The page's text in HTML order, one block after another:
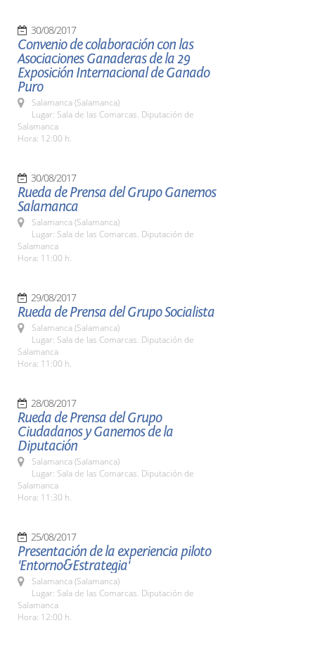
30/08/2017
Convenio de colaboración con las
Asociaciones Ganaderas de la 29
Exposición Internacional de Ganado
Puro
Salamanca (Salamanca)
Lugar: Sala de las Comarcas. Diputación de
Salamanca
Hora: 12:00 h.
30/08/2017
Rueda de Prensa del Grupo Ganemos
Salamanca
Salamanca (Salamanca)
Lugar: Sala de las Comarcas. Diputación de
Salamanca
Hora: 11:00 h.
29/08/2017
Rueda de Prensa del Grupo Socialista
Salamanca (Salamanca)
Lugar: Sala de las Comarcas. Diputación de
Salamanca
Hora: 11:00 h.
28/08/2017
Rueda de Prensa del Grupo
Ciudadanos y Ganemos de la
Diputación
Salamanca (Salamanca)
Lugar: Sala de las Comarcas. Diputación de
Salamanca
Hora: 11:30 h.
25/08/2017
Presentación de la experiencia piloto
'Entorno&Estrategia'
Salamanca (Salamanca)
Lugar: Sala de las Comarcas. Diputación de
Salamanca
Hora: 12:00 h.